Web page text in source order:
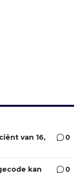
van 16,
0
kan
0